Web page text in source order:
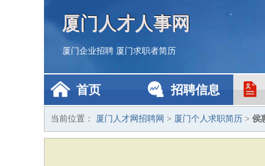
厦门人才人事网
厦门企业招聘 厦门求职者简历
首页 招聘信息
当前位置： 厦门人才网招聘网 > 厦门个人求职简历 > 侯